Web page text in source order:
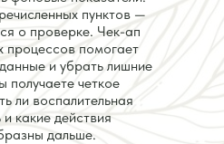
пунктов —
о проверке. Чек-ап
процессов помогает
и убрать лишние
получаете четкое
ли воспалительная
и какие действия
дальше.